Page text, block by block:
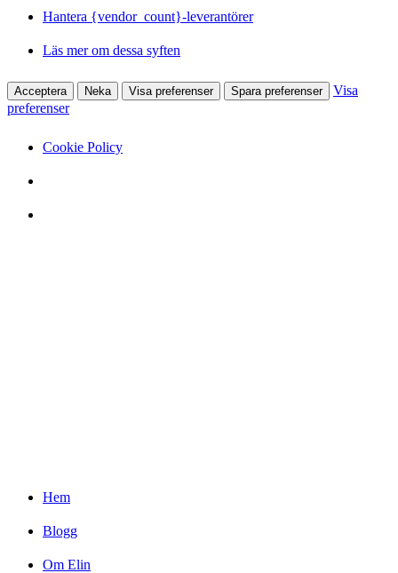
Hantera {vendor_count}-leverantörer
Läs mer om dessa syften
Acceptera Neka Visa preferenser Spara preferenser
Visa
preferenser
Cookie Policy
Hem
Blogg
Om Elin